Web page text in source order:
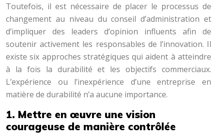
Toutefois, il est nécessaire de placer le processus de
changement au niveau du conseil d’administration et
d’impliquer des leaders d’opinion influents afin de
soutenir activement les responsables de l’innovation. Il
existe six approches stratégiques qui aident à atteindre
à la fois la durabilité et les objectifs commerciaux.
L’expérience ou l’inexpérience d’une entreprise en
matière de durabilité n’a aucune importance.
1. Mettre en œuvre une vision
courageuse de manière contrôlée